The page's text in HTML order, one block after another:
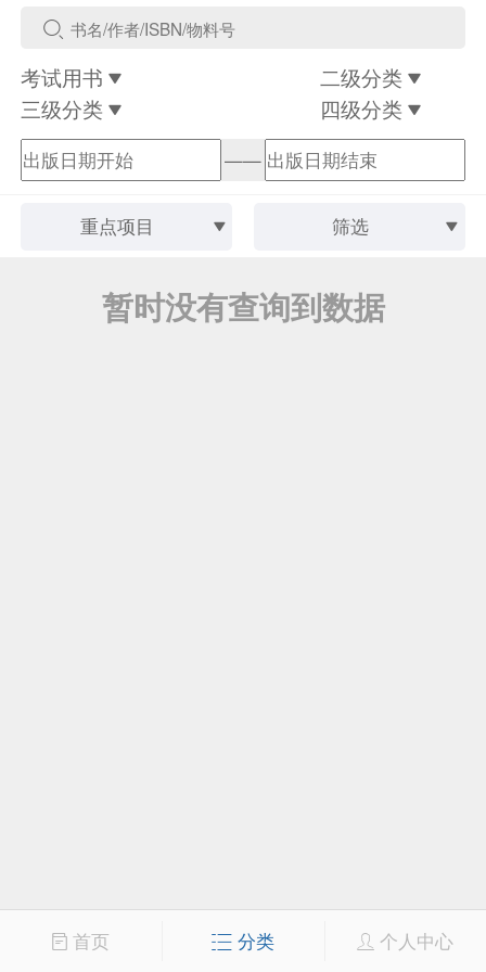
考试用书
二级分类
三级分类
四级分类
——
重点项目 筛选
暂时没有查询到数据
首页 分类 个人中心